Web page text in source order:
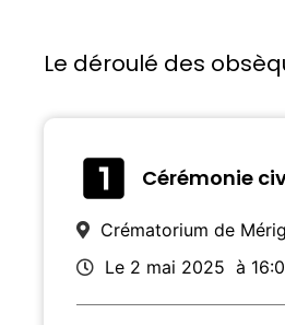
Le déroulé des
Cérémonie
Crématorium de
Le 2 mai 2025 à